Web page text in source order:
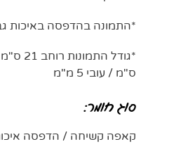
*התמונה בהדפסה באיכות
ס"מ / עובי 5 מ"מ
סוג חומר:
קאפה קשיחה / הדפסה